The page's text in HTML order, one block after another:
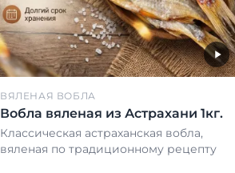
ВЯЛЕНАЯ ВОБЛА
Вобла вяленая из Астрахани 1кг.
Классическая астраханская вобла,
вяленая по традиционному рецепту